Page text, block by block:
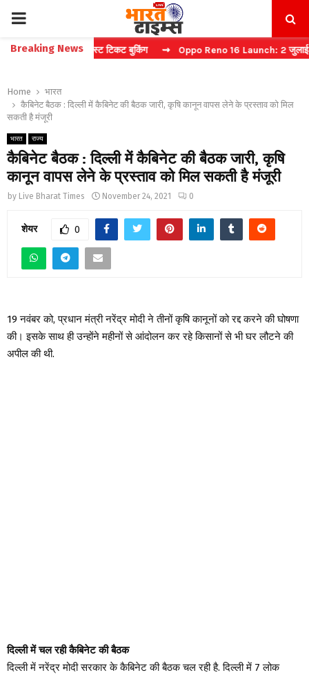
PRIMARY
MENU
Breaking News
कैप्चा करें फास्ट टिकट बुकिंग ⇝ Oppo Reno 16 Launch: 2 जुलाई को
Home
भारत
कैबिनेट बैठक : दिल्ली में कैबिनेट की बैठक जारी, कृषि कानून वापस लेने के प्रस्ताव को मिल
सकती है मंजूरी
भारत राज्य
कैबिनेट बैठक : दिल्ली में कैबिनेट की बैठक जारी, कृषि
कानून वापस लेने के प्रस्ताव को मिल सकती है मंजूरी
by Live Bharat Times November 24, 2021 0
शेयर 0
19 नवंबर को, प्रधान मंत्री नरेंद्र मोदी ने तीनों कृषि कानूनों को रद्द करने की घोषणा
की। इसके साथ ही उन्होंने महीनों से आंदोलन कर रहे किसानों से भी घर लौटने की
अपील की थी.
दिल्ली में चल रही कैबिनेट की बैठक
दिल्ली में नरेंद्र मोदी सरकार के कैबिनेट की बैठक चल रही है. दिल्ली में 7 लोक